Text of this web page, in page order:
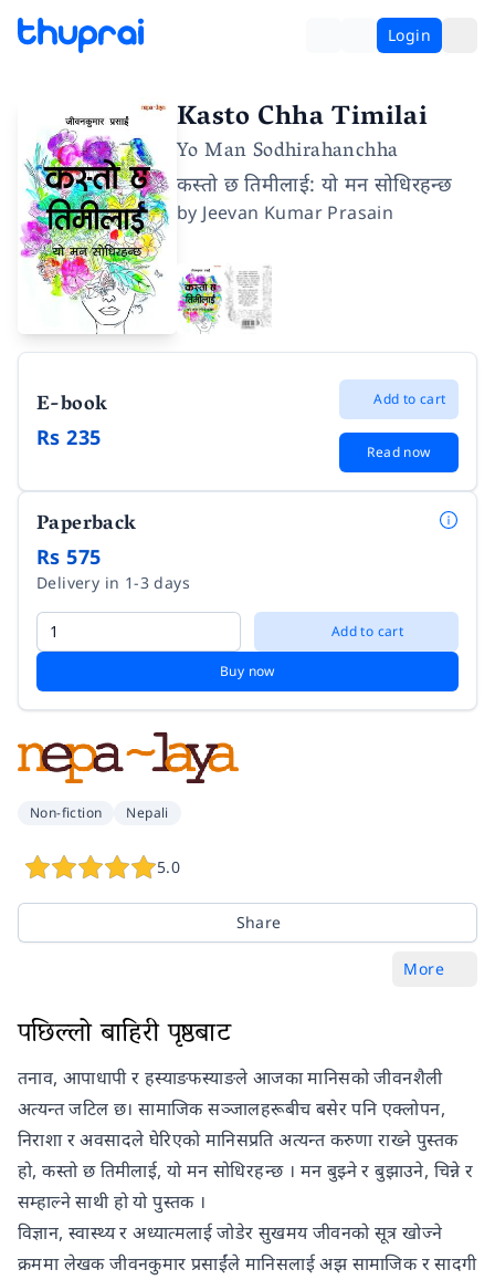
Login
Kasto Chha Timilai
Yo Man Sodhirahanchha
कस्तो छ तिमीलाई: यो मन सोधिरहन्छ
by Jeevan Kumar Prasain
E-book
Rs 235
Add to cart
Read now
Paperback
Rs 575
Delivery in 1-3 days
Add to cart
Buy now
Non-fiction Nepali
5.0
Share
More
पछिल्लो बाहिरी पृष्ठबाट
तनाव, आपाधापी र हस्याङफस्याङले आजका मानिसको जीवनशैली
अत्यन्त जटिल छ। सामाजिक सञ्जालहरूबीच बसेर पनि एक्लोपन,
निराशा र अवसादले घेरिएको मानिसप्रति अत्यन्त करुणा राख्ने पुस्तक
हो, कस्तो छ तिमीलाई, यो मन सोधिरहन्छ । मन बुझ्ने र बुझाउने, चिन्ने र
सम्हाल्ने साथी हो यो पुस्तक ।
विज्ञान, स्वास्थ्य र अध्यात्मलाई जोडेर सुखमय जीवनको सूत्र खोज्ने
क्रममा लेखक जीवनकुमार प्रसाईंले मानिसलाई अझ सामाजिक र सादगी